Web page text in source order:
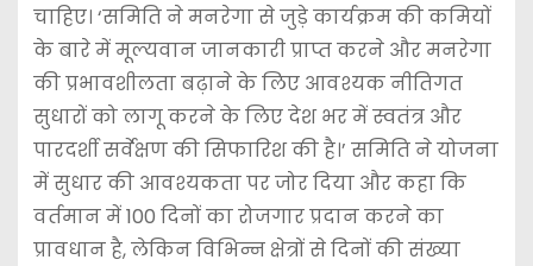
चाहिए। ‘समिति ने मनरेगा से जुड़े कार्यक्रम की कमियों
के बारे में मूल्यवान जानकारी प्राप्त करने और मनरेगा
की प्रभावशीलता बढ़ाने के लिए आवश्यक नीतिगत
सुधारों को लागू करने के लिए देश भर में स्वतंत्र और
पारदर्शी सर्वेक्षण की सिफारिश की है।’ समिति ने योजना
में सुधार की आवश्यकता पर जोर दिया और कहा कि
वर्तमान में 100 दिनों का रोजगार प्रदान करने का
प्रावधान है, लेकिन विभिन्न क्षेत्रों से दिनों की संख्या